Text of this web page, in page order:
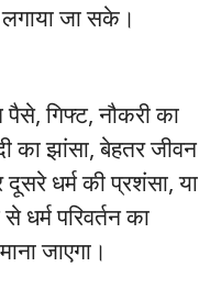
जा सके।
गिफ्ट, नौकरी का
का झांसा, बेहतर जीवन
दूसरे धर्म की प्रशंसा, या
धर्म परिवर्तन का
जाएगा।